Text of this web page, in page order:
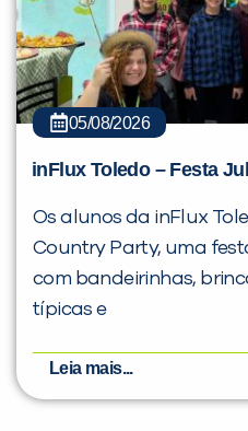
05/08/2026
inFlux Toledo – Festa
Os alunos da inFlux
Country Party, uma
com bandeirinhas,
típicas e
Leia mais...